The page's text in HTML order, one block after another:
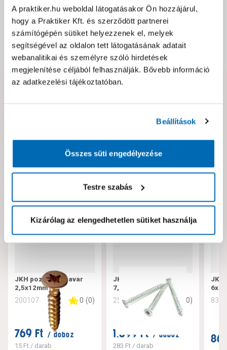
A praktiker.hu weboldal látogatásakor Ön hozzájárul,
hogy a Praktiker Kft. és szerződött partnerei
számítógépén sütiket helyezzenek el, melyek
segítségével az oldalon tett látogatásának adatait
webanalitikai és személyre szóló hirdetések
megjelenítése céljából felhasználják. Bővebb információ
az adatkezelési tájékoztatóban.
Beállítások
Összes süti engedélyezése
Testre szabás
Kizárólag az elengedhetetlen sütiket használja
Csomagolási és súly információk
Dokumentumok, felelős személy
Neked ajánljuk!
JKH pozdorjacsavar
2,5x12mm
200107 0 (0)
769 Ft / doboz
15 Ft / darab
JKH tokrögzítő csavar
7,5x182
256221 0 0)
1.699 Ft / doboz
283 Ft/ darab
JKH